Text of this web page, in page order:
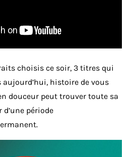
choisis ce soir, 3 titres qui
aujourd’hui, histoire de vous
douceur peut trouver toute sa
période